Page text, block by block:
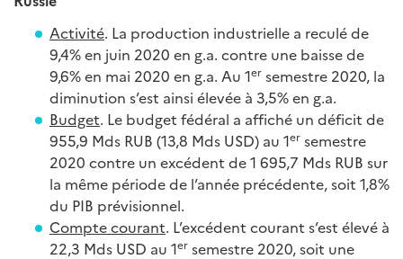
Activité. La production industrielle a reculé de
9,4% en juin 2020 en g.a. contre une baisse de
9,6% en mai 2020 en g.a. Au 1er semestre 2020, la
diminution s’est ainsi élevée à 3,5% en g.a.
Budget. Le budget fédéral a affiché un déficit de
955,9 Mds RUB (13,8 Mds USD) au 1er semestre
2020 contre un excédent de 1 695,7 Mds RUB sur
la même période de l’année précédente, soit 1,8%
du PIB prévisionnel.
Compte courant. L’excédent courant s’est élevé à
22,3 Mds USD au 1er semestre 2020, soit une